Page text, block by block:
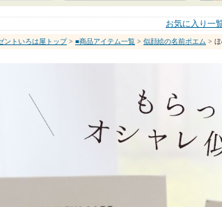
お気に入り一
ントいろは屋トップ> ■商品アイテム一覧 > 似顔絵の名前ポエム >